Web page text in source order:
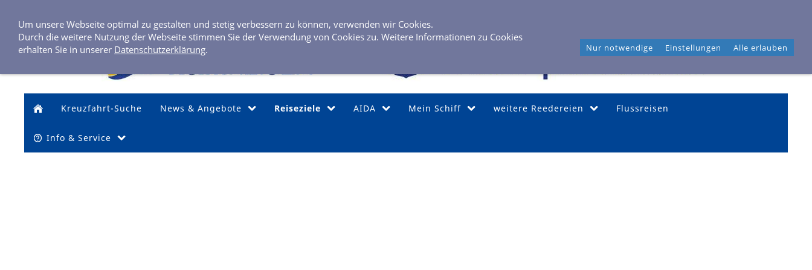
Kreuzfahrt-Suche News & Angebote Reiseziele AIDA Mein Schiff weitere Reedereien Flussreisen
Info & Service
Um unsere Webseite optimal zu gestalten und stetig verbessern zu können, verwenden wir Cookies.
Durch die weitere Nutzung der Webseite stimmen Sie der Verwendung von Cookies zu. Weitere Informationen zu Cookies
erhalten Sie in unserer Datenschutzerklärung. Nur notwendige Einstellungen Alle erlauben